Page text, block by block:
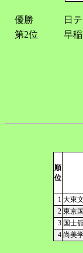
優勝
日
第2位
早
順
位
1 大東
2 東京
3 国士
4 尚美